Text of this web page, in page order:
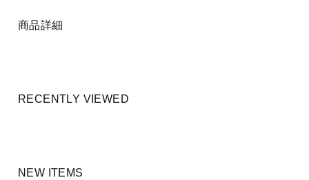
商品詳細
RECENTLY VIEWED
NEW ITEMS